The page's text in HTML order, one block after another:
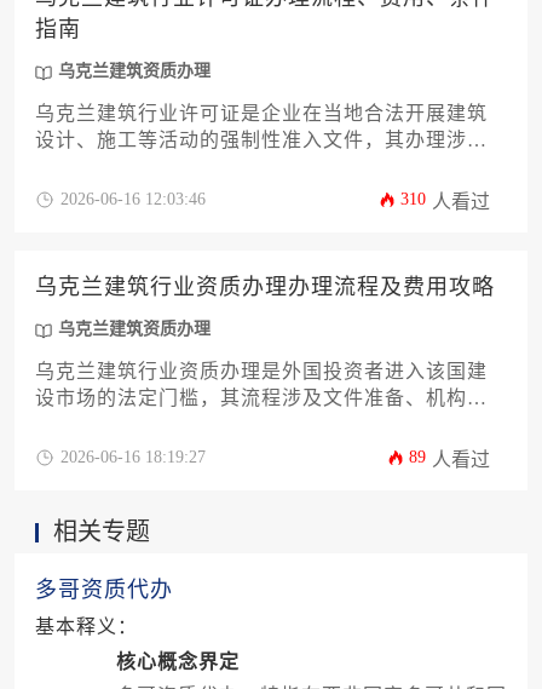
指南
乌克兰建筑资质办理
乌克兰建筑行业许可证是企业在当地合法开展建筑
设计、施工等活动的强制性准入文件，其办理涉及
法规，准备完整材料并通过指定机构审核方可获
2026-06-16 12:03:46 310 人看过
乌克兰建筑行业资质办理办理流程及费用攻略
乌克兰建筑资质办理
乌克兰建筑行业资质办理是外国投资者进入该国建
设市场的法定门槛，其流程涉及文件准备、机构申
代理服务而异，理解这套体系对项目合规与成本控
2026-06-16 18:19:27 89 人看过
相关专题
多哥资质代办
基本释义：
核心概念界定